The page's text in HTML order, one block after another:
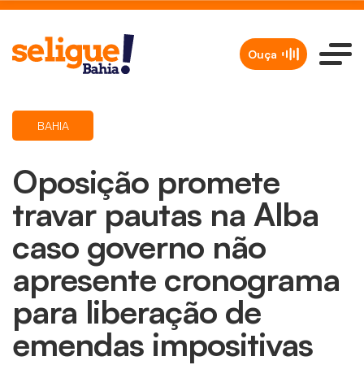
Ouça
Oposição promete
travar pautas na Alba
caso governo não
apresente cronograma
para liberação de
emendas impositivas
BAHIA